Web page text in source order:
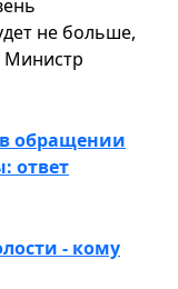
не больше,
Министр
обращении
ответ
- кому